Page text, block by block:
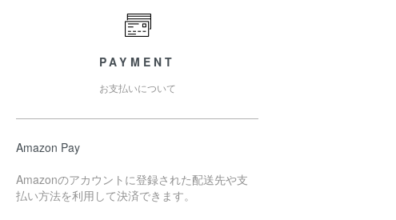
PAYMENT
お支払いについて
Amazon Pay
Amazonのアカウントに登録された配送先や支
払い方法を利用して決済できます。